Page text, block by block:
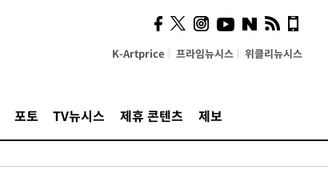
K-Artprice 프라임뉴시스 위클리뉴시스
포토 TV뉴시스 제휴 콘텐츠 제보
사이 해답 찾았죠"…알을
깨고 나온 '초자아'